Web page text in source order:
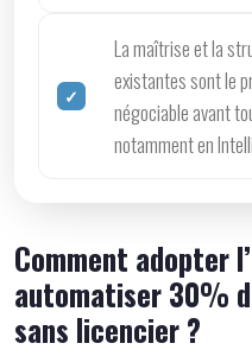
La maîtrise et la
existantes sont le
négociable avant
notamment en
Comment adopter
automatiser 30%
sans licencier ?